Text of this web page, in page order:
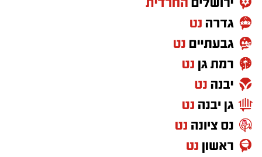
גם צוותי איחוד הצלה העניקו טיפול רפואי בזירה.